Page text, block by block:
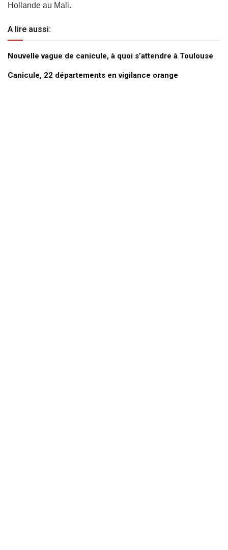
Hollande au Mali.
A lire aussi:
Nouvelle vague de canicule, à quoi s’attendre à Toulouse
Canicule, 22 départements en vigilance orange